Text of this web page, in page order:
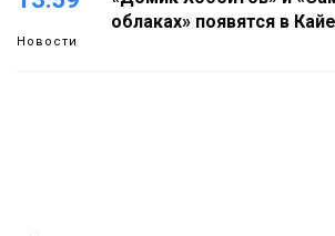
Новости
облаках» появятся в